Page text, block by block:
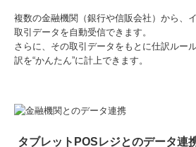
複数の金融機関（銀行や信販会社）から、
取引データを自動受信できます。
さらに、その取引データをもとに仕訳ルー
訳を“かんたん”に計上できます。
タブレットPOSレジとのデータ連